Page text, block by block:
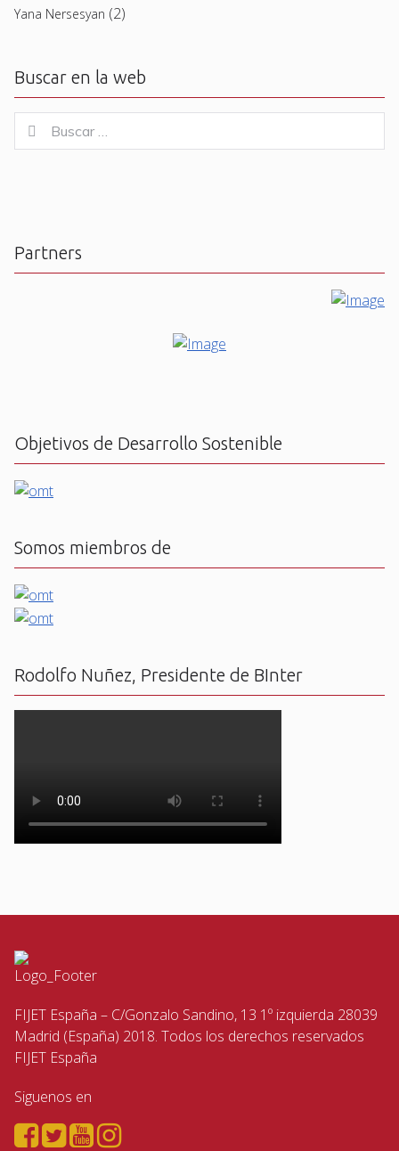
Yana Nersesyan (2)
Buscar en la web
for:
Buscar
Partners
Objetivos de Desarrollo Sostenible
Somos miembros de
Rodolfo Nuñez, Presidente de BInter
FIJET España – C/Gonzalo Sandino, 13 1º izquierda 28039
Madrid (España) 2018. Todos los derechos reservados
FIJET España
Siguenos en